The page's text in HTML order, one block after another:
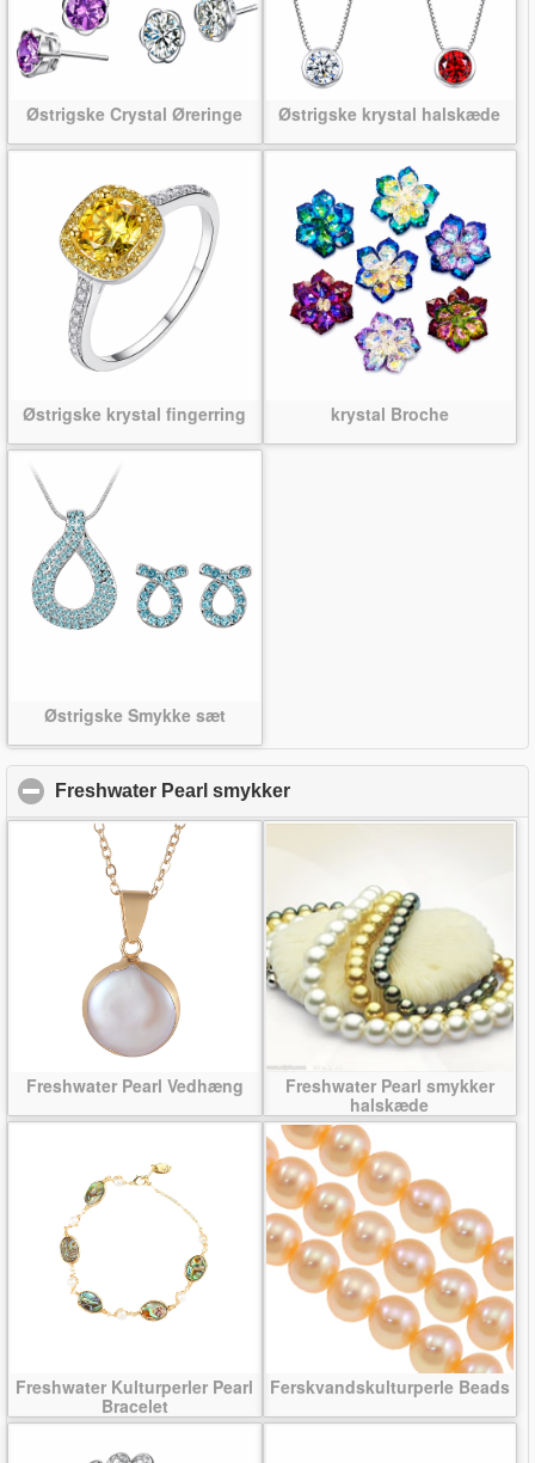
Østrigske Crystal Øreringe Østrigske krystal halskæde
Østrigske krystal fingerring krystal Broche
Østrigske Smykke sæt
Freshwater Pearl smykker
Freshwater Pearl Vedhæng
Freshwater Pearl smykker
halskæde
Freshwater Kulturperler Pearl
Bracelet
Ferskvandskulturperle Beads